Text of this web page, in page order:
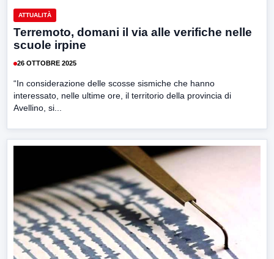
ATTUALITÀ
Terremoto, domani il via alle verifiche nelle
scuole irpine
26 OTTOBRE 2025
“In considerazione delle scosse sismiche che hanno
interessato, nelle ultime ore, il territorio della provincia di
Avellino, si...